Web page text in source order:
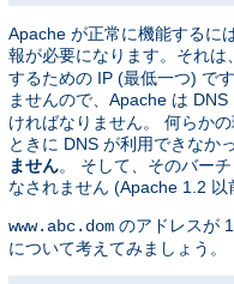
Apache が正常に機能するに
報が必要になります。それは
するための IP (最低一つ) で
ませんので、Apache は DNS
ければなりません。 何らか
ときに DNS が利用できなか
ません。 そして、そのバー
なされません (Apache 1.2 以
www.abc.dom のアドレスが
について考えてみましょう。